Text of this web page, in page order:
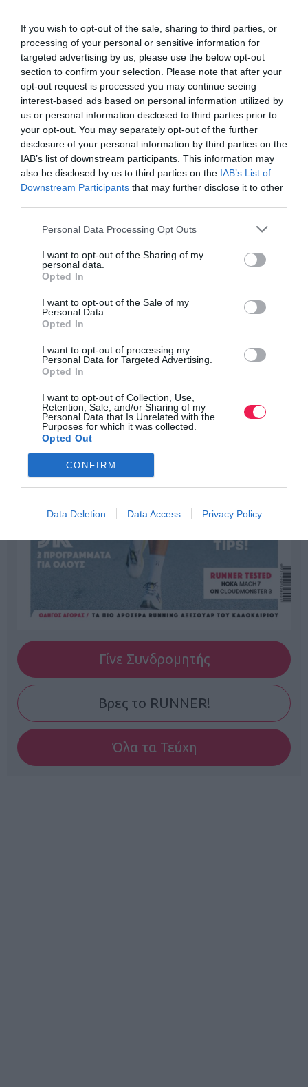
If you wish to opt-out of the sale, sharing to third parties, or
processing of your personal or sensitive information for
targeted advertising by us, please use the below opt-out
section to confirm your selection. Please note that after your
opt-out request is processed you may continue seeing
interest-based ads based on personal information utilized by
us or personal information disclosed to third parties prior to
your opt-out. You may separately opt-out of the further
disclosure of your personal information by third parties on the
IAB’s list of downstream participants. This information may
also be disclosed by us to third parties on the IAB’s List of
Downstream Participants that may further disclose it to other
Personal Data Processing Opt Outs
I want to opt-out of the Sharing of my
personal data.
Opted In
I want to opt-out of the Sale of my
Personal Data.
Opted In
I want to opt-out of processing my
Personal Data for Targeted Advertising.
Opted In
I want to opt-out of Collection, Use,
Retention, Sale, and/or Sharing of my
Personal Data that Is Unrelated with the
Purposes for which it was collected.
Opted Out
CONFIRM
Data Deletion Data Access Privacy Policy
Γίνε Συνδρομητής
Βρες το RUNNER!
Όλα τα Τεύχη